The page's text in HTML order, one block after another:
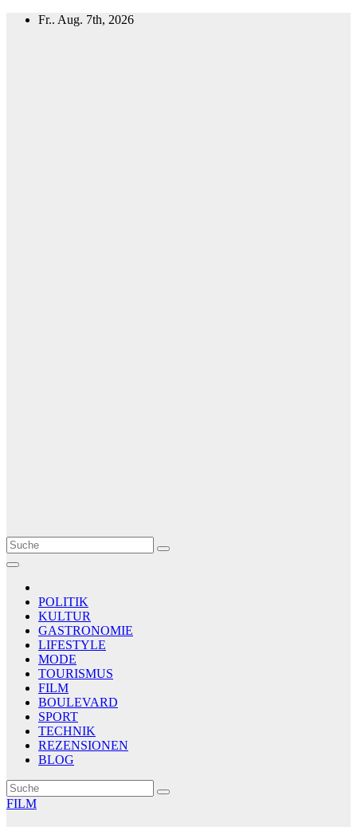
Zum
Fr.. Aug. 7th, 2026
Le Matin
AGENCE DE PRESSE
POLITIK
KULTUR
GASTRONOMIE
LIFESTYLE
MODE
TOURISMUS
FILM
BOULEVARD
SPORT
TECHNIK
REZENSIONEN
BLOG
FILM